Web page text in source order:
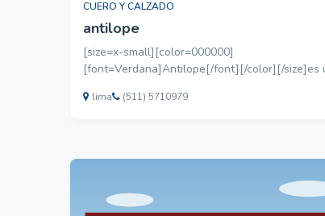
CUERO Y CALZADO
antilope
[size=x-small][color=000000]
[font=Verdana]Antilope[/font][/color][/size]es
Napa y Badana. Tambien fabricamos Casacas,
lima (511) 5710979